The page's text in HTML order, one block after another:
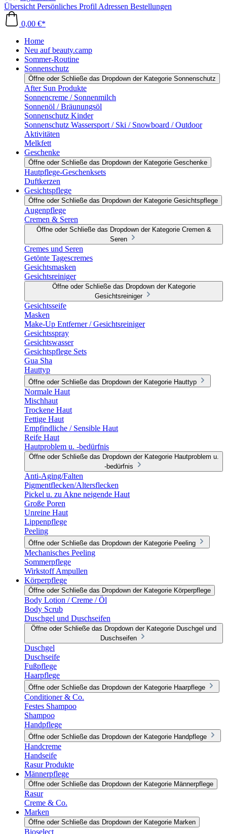
Übersicht Persönliches Profil Adressen Bestellungen
0,00 €*
Home
Neu auf beauty.camp
Sommer-Routine
Sonnenschutz
Öffne oder Schließe das Dropdown der Kategorie Sonnenschutz
After Sun Produkte
Sonnencreme / Sonnenmilch
Sonnenöl / Bräunungsöl
Sonnenschutz Kinder
Sonnenschutz Wassersport / Ski / Snowboard / Outdoor
Aktivitäten
Melkfett
Geschenke
Öffne oder Schließe das Dropdown der Kategorie Geschenke
Hautpflege-Geschenksets
Duftkerzen
Gesichtspflege
Öffne oder Schließe das Dropdown der Kategorie Gesichtspflege
Augenpflege
Cremen & Seren
Öffne oder Schließe das Dropdown der Kategorie Cremen &
Seren
Cremes und Seren
Getönte Tagescremes
Gesichtsmasken
Gesichtsreiniger
Öffne oder Schließe das Dropdown der Kategorie
Gesichtsreiniger
Gesichtsseife
Masken
Make-Up Entferner / Gesichtsreiniger
Gesichtsspray
Gesichtswasser
Gesichtspflege Sets
Gua Sha
Hauttyp
Öffne oder Schließe das Dropdown der Kategorie Hauttyp
Normale Haut
Mischhaut
Trockene Haut
Fettige Haut
Empfindliche / Sensible Haut
Reife Haut
Hautproblem u. -bedürfnis
Öffne oder Schließe das Dropdown der Kategorie Hautproblem u.
-bedürfnis
Anti-Aging/Falten
Pigmentflecken/Altersflecken
Pickel u. zu Akne neigende Haut
Große Poren
Unreine Haut
Lippenpflege
Peeling
Öffne oder Schließe das Dropdown der Kategorie Peeling
Mechanisches Peeling
Sommerpflege
Wirkstoff Ampullen
Körperpflege
Öffne oder Schließe das Dropdown der Kategorie Körperpflege
Body Lotion / Creme / Öl
Body Scrub
Duschgel und Duschseifen
Öffne oder Schließe das Dropdown der Kategorie Duschgel und
Duschseifen
Duschgel
Duschseife
Fußpflege
Haarpflege
Öffne oder Schließe das Dropdown der Kategorie Haarpflege
Conditioner & Co.
Festes Shampoo
Shampoo
Handpflege
Öffne oder Schließe das Dropdown der Kategorie Handpflege
Handcreme
Handseife
Rasur Produkte
Männerpflege
Öffne oder Schließe das Dropdown der Kategorie Männerpflege
Rasur
Creme & Co.
Marken
Öffne oder Schließe das Dropdown der Kategorie Marken
Bioselect